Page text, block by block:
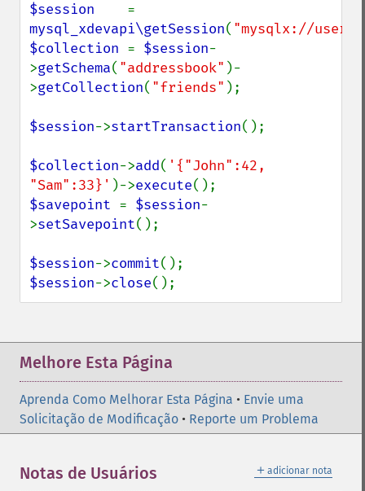
$session
mysql_xdevapi\getSession( "mysqlx://
$collection = $session-
>getSchema( "addressbook" )-
>getCollection( "friends" );
$session->startTransaction();
$collection->add( '{"John":42,
"Sam":33}' )->execute
$savepoint = $session-
>setSavepoint();
$session->commit
$session->close();
Melhore Esta Página
Aprenda Como Melhorar Esta Página • Envie uma
Solicitação de Modificação • Reporte um Problema
＋ adicionar nota
Notas de Usuários